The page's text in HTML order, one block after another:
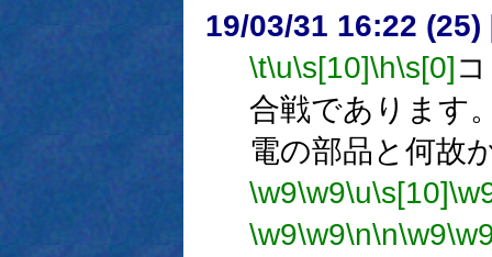
19/03/31 16:22 (25)
\t\u\s[10]\h\s[0]
合戦であります
電の部品と何故
\w9\w9\u\s[10]
\w9\w9\n\n\w9